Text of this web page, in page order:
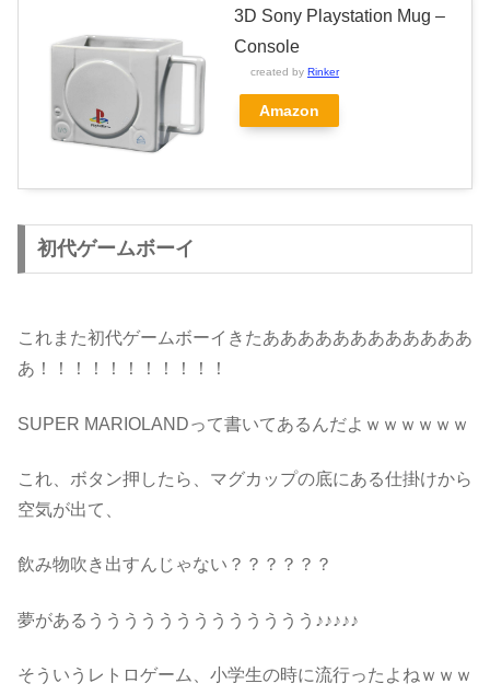
3D Sony Playstation Mug –
Console
created by Rinker
Amazon
初代ゲームボーイ
これまた初代ゲームボーイきたああああああああああああ
あ！！！！！！！！！！！
SUPER MARIOLANDって書いてあるんだよｗｗｗｗｗｗ
これ、ボタン押したら、マグカップの底にある仕掛けから
空気が出て、
飲み物吹き出すんじゃない？？？？？？
夢があるううううううううううううう♪♪♪♪♪
そういうレトロゲーム、小学生の時に流行ったよねｗｗｗ